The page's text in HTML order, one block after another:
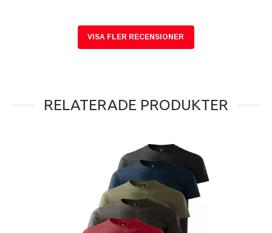
VISA FLER RECENSIONER
RELATERADE PRODUKTER